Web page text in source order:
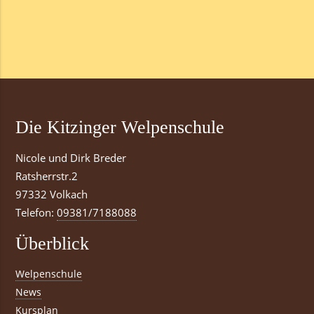
Die Kitzinger Welpenschule
Nicole und Dirk Breder
Ratsherrstr.2
97332 Volkach
Telefon: 09381/7188088
Überblick
Welpenschule
News
Kursplan